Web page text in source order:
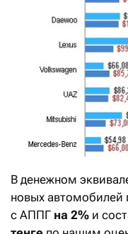
В денежном
новых автомобилей
с АППГ на 2% и